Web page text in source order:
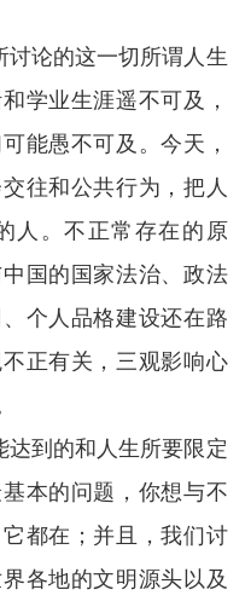
论的这一切所谓人生
学业生涯遥不可及，
能愚不可及。今天，
往和公共行为，把人
人。不正常存在的原
国的国家法治、政法
个人品格建设还在路
正有关，三观影响心
到的和人生所要限定
本的问题，你想与不
都在；并且，我们讨
各地的文明源头以及